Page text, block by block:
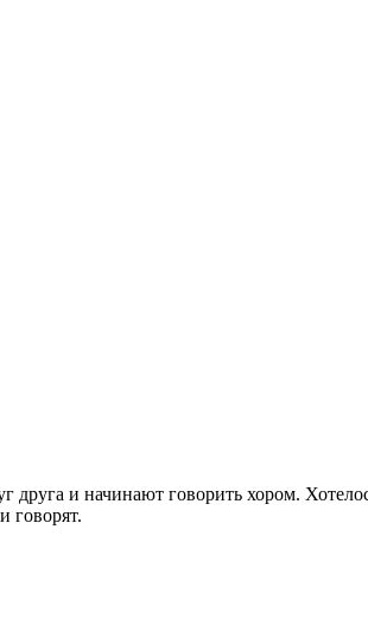
друга и начинают говорить хором.
говорят.